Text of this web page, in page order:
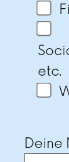
etc.
Deine